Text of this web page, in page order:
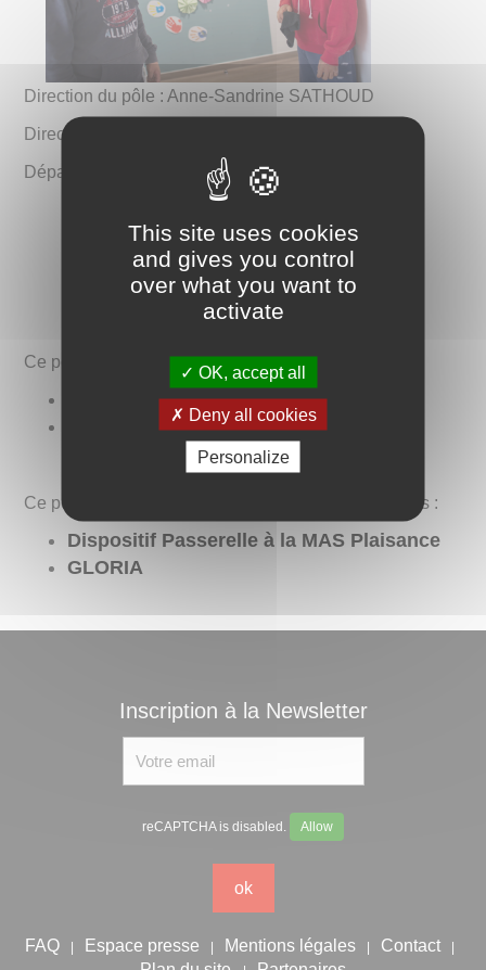
Direction du pôle : Anne-Sandrine SATHOUD
Direction adjointe : En cours de recrutement
Département concerné : Seine-Saint-Denis (93)
Ce pôle comprend les établissements suivants :
MAS Plaisance
EAM Les Temps Modernes
Ce pôle comprend les services et dispositifs suivants :
Dispositif Passerelle à la MAS Plaisance
GLORIA
Inscription à la Newsletter
reCAPTCHA is disabled. Allow
ok
FAQ Espace presse Mentions légales Contact
This site uses cookies
and gives you control
over what you want to
activate
OK, accept all
Deny all cookies
Personalize